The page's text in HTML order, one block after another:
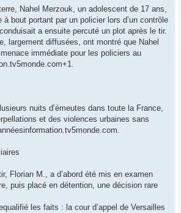
Nahel Merzouk, un adolescent de 17 ans,
à bout portant par un policier lors d’un contrôle
a ensuite percuté un plot après le tir.
largement diffusées, ont montré que Nahel
immédiate pour les policiers au
nuits d’émeutes dans toute la France,
et des violences urbaines sans
Florian M., a d’abord été mis en examen
puis placé en détention, une décision rare
les faits : la cour d’appel de Versailles